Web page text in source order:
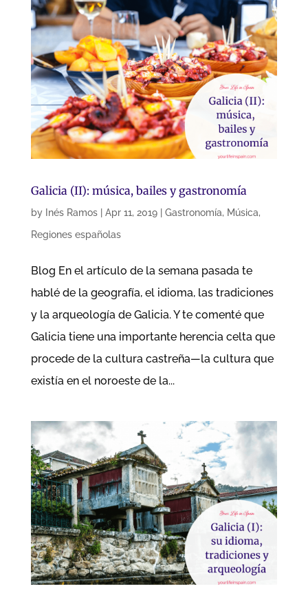
Galicia (II): música, bailes y gastronomía
by Inés Ramos| Apr 11, 2019| Gastronomía, Música,
Regiones españolas
Blog En el artículo de la semana pasada te
hablé de la geografía, el idioma, las tradiciones
y la arqueología de Galicia. Y te comenté que
Galicia tiene una importante herencia celta que
procede de la cultura castreña—la cultura que
existía en el noroeste de la...